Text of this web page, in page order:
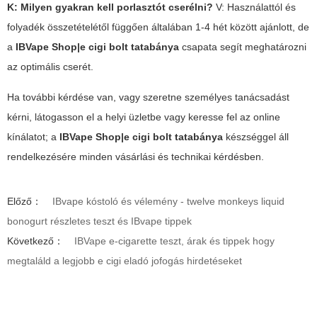
K: Milyen gyakran kell porlasztót cserélni? V: Használattól és
folyadék összetételétől függően általában 1-4 hét között ajánlott, de
a IBVape Shop|e cigi bolt tatabánya csapata segít meghatározni
az optimális cserét.
Ha további kérdése van, vagy szeretne személyes tanácsadást
kérni, látogasson el a helyi üzletbe vagy keresse fel az online
kínálatot; a IBVape Shop|e cigi bolt tatabánya készséggel áll
rendelkezésére minden vásárlási és technikai kérdésben.
Előző：
IBvape kóstoló és vélemény - twelve monkeys liquid
bonogurt részletes teszt és IBvape tippek
Következő：
IBVape e-cigarette teszt, árak és tippek hogy
megtaláld a legjobb e cigi eladó jofogás hirdetéseket